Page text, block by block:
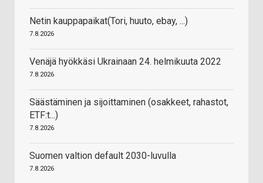
Netin kauppapaikat(Tori, huuto, ebay, ...)
7.8.2026
Venäjä hyökkäsi Ukrainaan 24. helmikuuta 2022
7.8.2026
Säästäminen ja sijoittaminen (osakkeet, rahastot,
ETF:t...)
7.8.2026
Suomen valtion default 2030-luvulla
7.8.2026